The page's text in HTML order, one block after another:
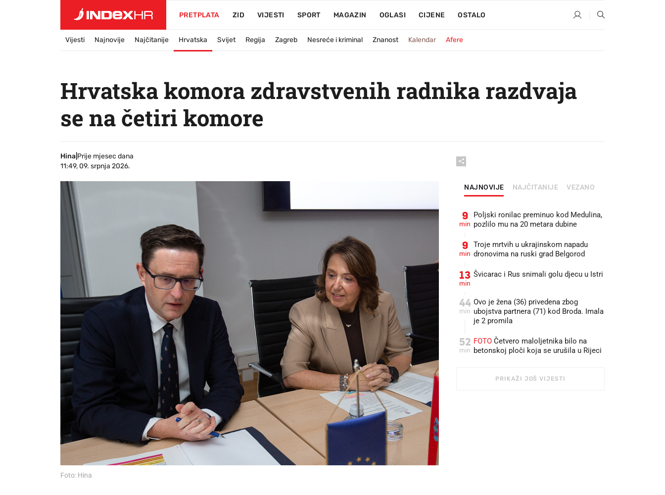
PRETPLATA ZID VIJESTI SPORT MAGAZIN OGLASI CIJENE OSTALO
Vijesti Najnovije Najčitanije Hrvatska Svijet Regija Zagreb Nesreće i kriminal Znanost Kalendar Afere
Hrvatska komora zdravstvenih radnika razdvaja
se na četiri komore
Hina
Prije mjesec dana
11:49, 09. srpnja 2026.
Foto: Hina
NAJNOVIJE NAJČITANIJE VEZANO
9
min
Poljski ronilac preminuo kod Medulina,
pozlilo mu na 20 metara dubine
9
min
Troje mrtvih u ukrajinskom napadu
dronovima na ruski grad Belgorod
13
min
Švicarac i Rus snimali golu djecu u Istri
44
min
Ovo je žena (36) privedena zbog
ubojstva partnera (71) kod Broda. Imala
je 2 promila
52
min
FOTO Četvero maloljetnika bilo na
betonskoj ploči koja se urušila u Rijeci
PRIKAŽI JOŠ VIJESTI